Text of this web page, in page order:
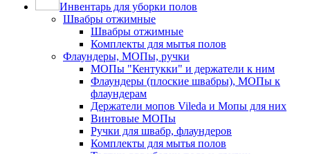
Инвентарь для уборки полов
Швабры отжимные
Швабры отжимные
Комплекты для мытья полов
Флаундеры, МОПы, ручки
МОПы "Кентукки" и держатели к ним
Флаундеры (плоские швабры), МОПы к
флаундерам
Держатели мопов Vileda и Мопы для них
Винтовые МОПы
Ручки для швабр, флаундеров
Комплекты для мытья полов